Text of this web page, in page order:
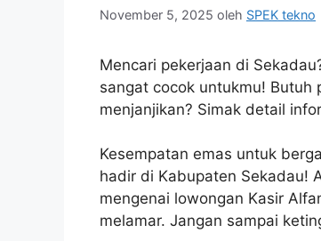
November 5, 2025 oleh SPEK tekno
Mencari pekerjaan di
sangat cocok untukmu! Butuh
menjanjikan? Simak detail
Kesempatan emas untuk
hadir di Kabupaten Sekadau!
mengenai lowongan Kasir
melamar. Jangan sampai